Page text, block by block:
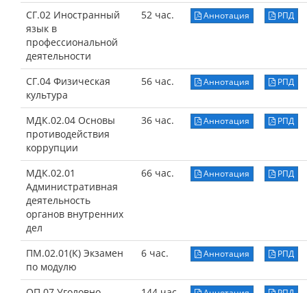
СГ.02 Иностранный
язык в
профессиональной
деятельности
52 час. Аннотация РПД
СГ.04 Физическая
культура
56 час. Аннотация РПД
МДК.02.04 Основы
противодействия
коррупции
36 час. Аннотация РПД
МДК.02.01
Административная
деятельность
органов внутренних
дел
66 час. Аннотация РПД
ПМ.02.01(К) Экзамен
по модулю
6 час. Аннотация РПД